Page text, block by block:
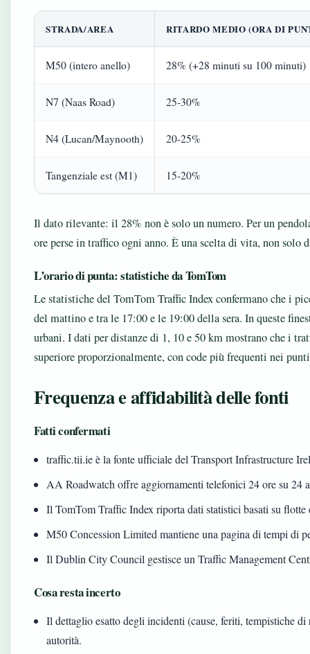
STRADA/AREA RITARDO MEDIO (ORA DI
M50 (intero anello) 28% (+28 minuti su 100 minuti)
N7 (Naas Road) 25-30%
N4 (Lucan/Maynooth) 20-25%
Tangenziale est (M1) 15-20%
Il dato rilevante: il 28% non è solo un numero. Per un
ore perse in traffico ogni anno. È una scelta di vita, non solo
L’orario di punta: statistiche da TomTom
Le statistiche del TomTom Traffic Index confermano che i
del mattino e tra le 17:00 e le 19:00 della sera. In queste
urbani. I dati per distanze di 1, 10 e 50 km mostrano che i
superiore proporzionalmente, con code più frequenti nei
Frequenza e affidabilità delle fonti
Fatti confermati
traffic.tii.ie è la fonte ufficiale del Transport Infrastructure
AA Roadwatch offre aggiornamenti telefonici 24 ore su 24
Il TomTom Traffic Index riporta dati statistici basati su
M50 Concession Limited mantiene una pagina di tempi di
Il Dublin City Council gestisce un Traffic Management
Cosa resta incerto
Il dettaglio esatto degli incidenti (cause, feriti, tempistiche
autorità.